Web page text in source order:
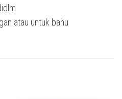
atau untuk bahu